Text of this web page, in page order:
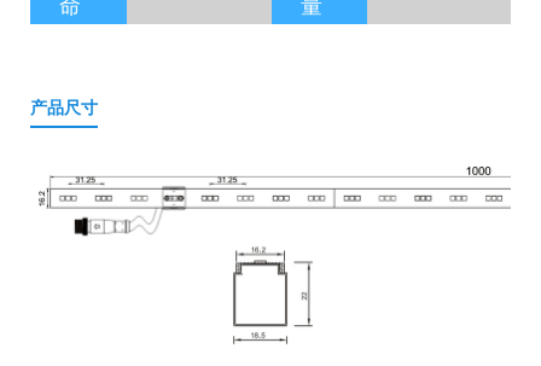
命
量
产品尺寸